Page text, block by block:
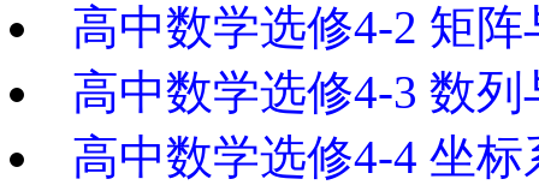
高中数学选修4-2 矩阵
高中数学选修4-3 数列
高中数学选修4-4 坐